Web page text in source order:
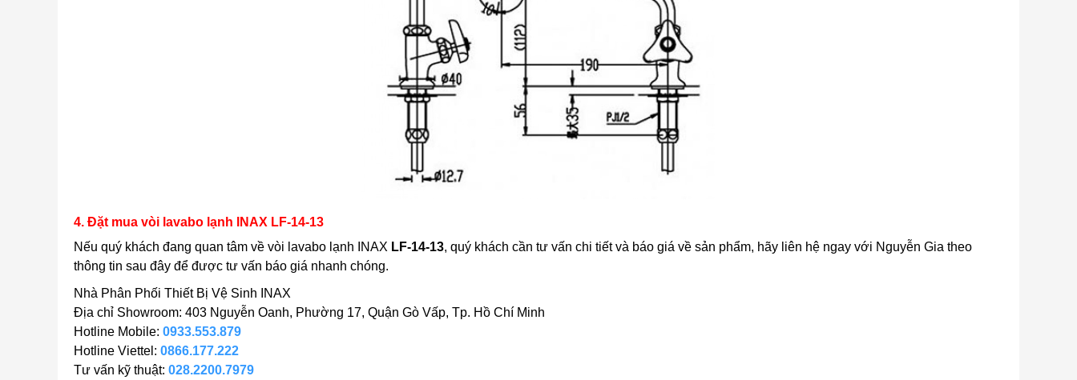
4. Đặt mua vòi lavabo lạnh INAX LF-14-13
Nếu quý khách đang quan tâm về vòi lavabo lạnh INAX LF-14-13, quý khách cần tư vấn chi tiết và báo giá về sản phẩm, hãy liên hệ ngay với Nguyễn Gia theo
thông tin sau đây để được tư vấn báo giá nhanh chóng.
Nhà Phân Phối Thiết Bị Vệ Sinh INAX
Địa chỉ Showroom: 403 Nguyễn Oanh, Phường 17, Quận Gò Vấp, Tp. Hồ Chí Minh
Hotline Mobile: 0933.553.879
Hotline Viettel: 0866.177.222
Tư vấn kỹ thuật: 028.2200.7979